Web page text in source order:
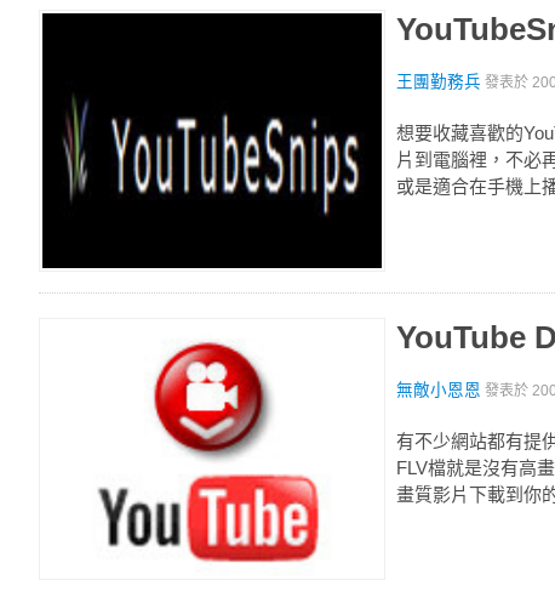
王團勤務兵 發表於
想要收藏喜歡的
片到電腦裡，不必
或是適合在手機上
YouTube
無敵小恩恩 發表於
有不少網站都有提
FLV檔就是沒有高
畫質影片下載到你